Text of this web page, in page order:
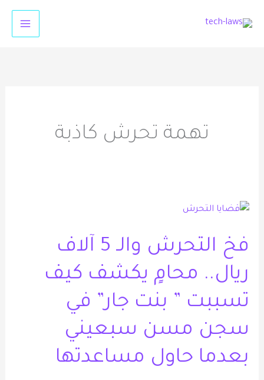
تهمة تحرش كاذبة
فخ التحرش والـ 5 آلاف
ريال.. محامٍ يكشف كيف
تسببت ” بنت جار” في
سجن مسن سبعيني
بعدما حاول مساعدتها
فخ
والـ
آلاف
ريال..
يكشف
كيف
تسببت